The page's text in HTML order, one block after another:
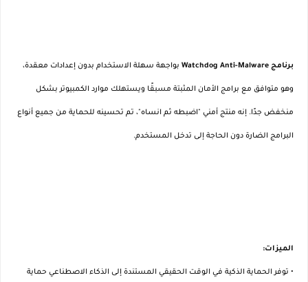
برنامج Watchdog Anti-Malware بواجهة سهلة الاستخدام بدون إعدادات معقدة،
وهو متوافق مع برامج الأمان المثبتة مسبقًا ويستهلك موارد الكمبيوتر بشكل
منخفض جدًا. إنه منتج أمني "اضبطه ثم انساه"، تم تحسينه للحماية من جميع أنواع
البرامج الضارة دون الحاجة إلى تدخل المستخدم.
الميزات:
• توفر الحماية الذكية في الوقت الحقيقي المستندة إلى الذكاء الاصطناعي حماية